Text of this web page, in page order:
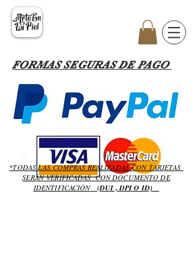
FORMAS SEGURAS DE PAGO
*TODAS LAS COMPRASREALIZADASCON TARJETAS
SERÁNVERIFICADAS CON DOCUMENTO DE
IDENTIFICACIÓN
(DUI , DPI O ID)